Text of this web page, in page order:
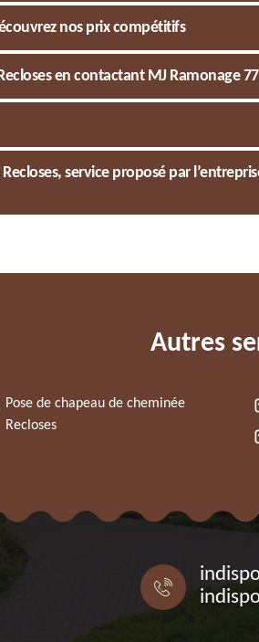
nos prix compétitifs
en contactant MJ Ramonage 77
service proposé par
Autres
Pose de chapeau de cheminée
Recloses